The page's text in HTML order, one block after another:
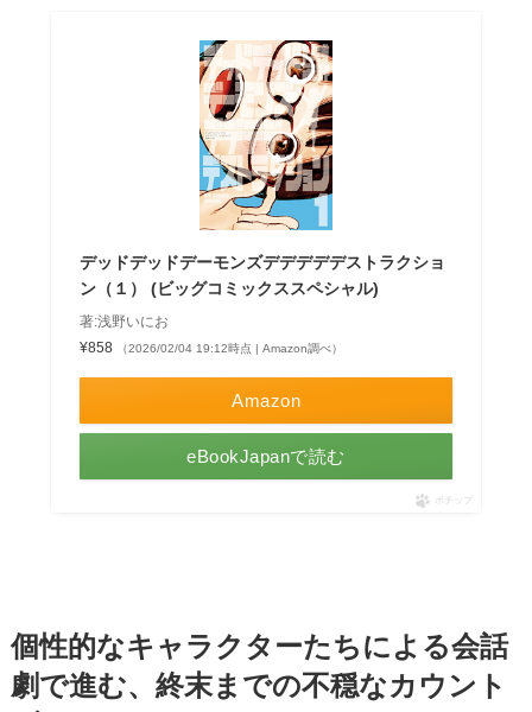
デッドデッドデーモンズデデデデデストラクショ
ン（１） (ビッグコミックススペシャル)
著:浅野いにお
¥858
（2026/02/04 19:12時点 | Amazon調べ）
Amazon
eBookJapanで読む
ポチップ
個性的なキャラクターたちによる会話
劇で進む、終末までの不穏なカウント